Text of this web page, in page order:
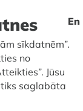
un grīdas
sīkplastika,
20. gs. 20.
En
sīkdatnēm”.
no
Jūsu
saglabāta